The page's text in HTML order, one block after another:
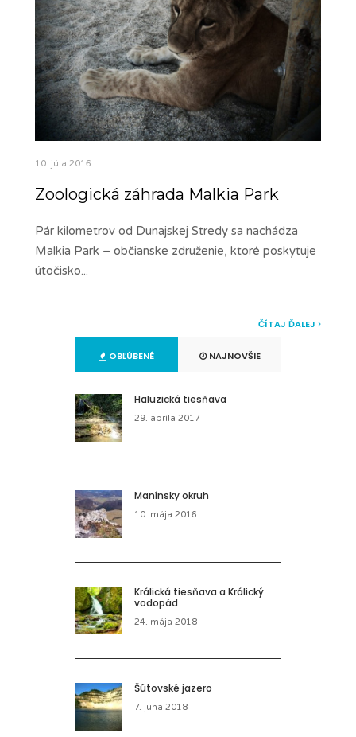
10. júla 2016
Zoologická záhrada Malkia Park
Pár kilometrov od Dunajskej Stredy sa nachádza
Malkia Park – občianske združenie, ktoré poskytuje
útočisko...
ČÍTAJ ĎALEJ
OBĽÚBENÉ NAJNOVŠIE
Haluzická tiesňava
29. apríla 2017
Manínsky okruh
10. mája 2016
Králická tiesňava a Králický
vodopád
24. mája 2018
Šútovské jazero
7. júna 2018